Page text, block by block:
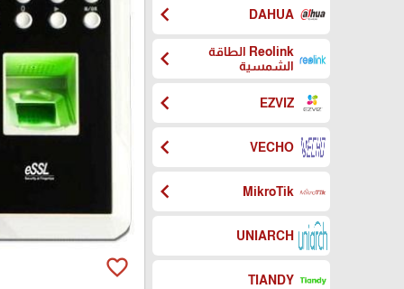
DAHUA
chevron_left
Reolink الطاقة
الشمسية
chevron_left
EZVIZ
chevron_left
VECHO
chevron_left
MikroTik
chevron_left
UNIARCH
TIANDY
favorite_border